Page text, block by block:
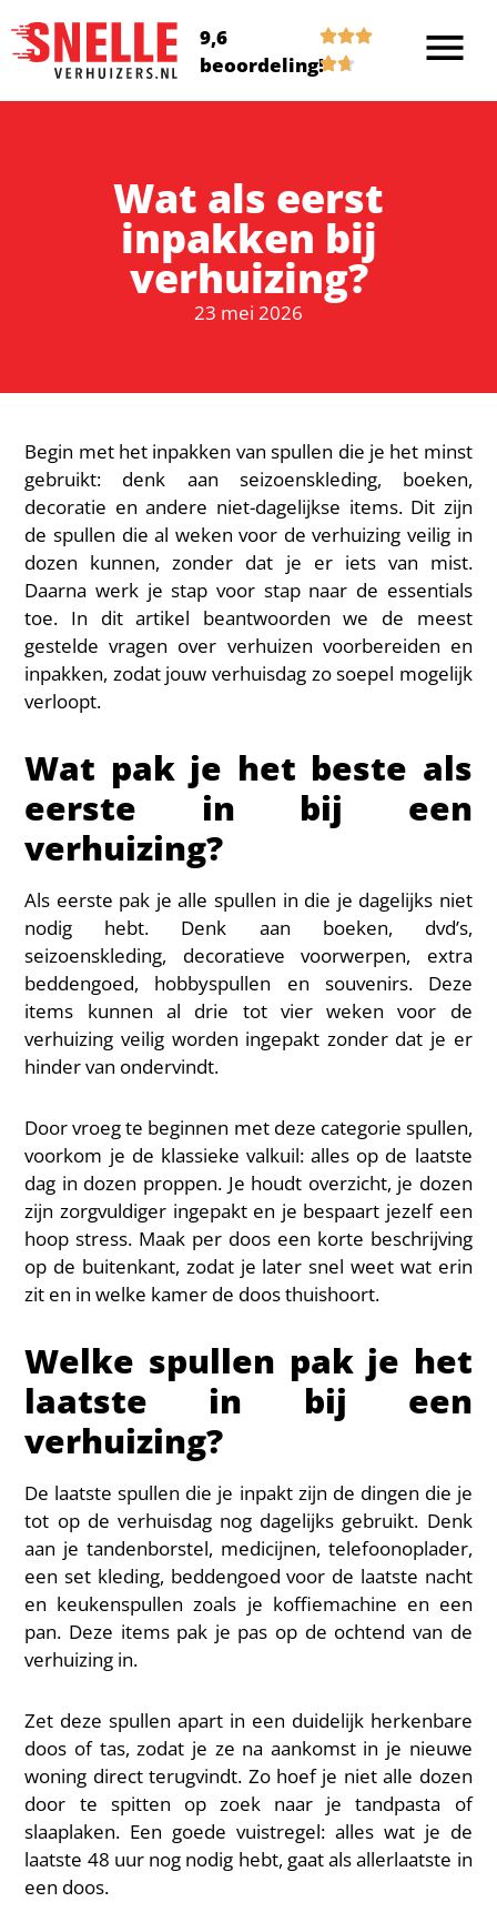
9,6
beoordeling!
Wat als eerst
inpakken bij
verhuizing?
23 mei 2026
Begin met het inpakken van spullen die je het minst
gebruikt: denk aan seizoenskleding, boeken,
decoratie en andere niet-dagelijkse items. Dit zijn
de spullen die al weken voor de verhuizing veilig in
dozen kunnen, zonder dat je er iets van mist.
Daarna werk je stap voor stap naar de essentials
toe. In dit artikel beantwoorden we de meest
gestelde vragen over verhuizen voorbereiden en
inpakken, zodat jouw verhuisdag zo soepel mogelijk
verloopt.
Wat pak je het beste als
eerste in bij een
verhuizing?
Als eerste pak je alle spullen in die je dagelijks niet
nodig hebt. Denk aan boeken, dvd’s,
seizoenskleding, decoratieve voorwerpen, extra
beddengoed, hobbyspullen en souvenirs. Deze
items kunnen al drie tot vier weken voor de
verhuizing veilig worden ingepakt zonder dat je er
hinder van ondervindt.
Door vroeg te beginnen met deze categorie spullen,
voorkom je de klassieke valkuil: alles op de laatste
dag in dozen proppen. Je houdt overzicht, je dozen
zijn zorgvuldiger ingepakt en je bespaart jezelf een
hoop stress. Maak per doos een korte beschrijving
op de buitenkant, zodat je later snel weet wat erin
zit en in welke kamer de doos thuishoort.
Welke spullen pak je het
laatste in bij een
verhuizing?
De laatste spullen die je inpakt zijn de dingen die je
tot op de verhuisdag nog dagelijks gebruikt. Denk
aan je tandenborstel, medicijnen, telefoonoplader,
een set kleding, beddengoed voor de laatste nacht
en keukenspullen zoals je koffiemachine en een
pan. Deze items pak je pas op de ochtend van de
verhuizing in.
Zet deze spullen apart in een duidelijk herkenbare
doos of tas, zodat je ze na aankomst in je nieuwe
woning direct terugvindt. Zo hoef je niet alle dozen
door te spitten op zoek naar je tandpasta of
slaaplaken. Een goede vuistregel: alles wat je de
laatste 48 uur nog nodig hebt, gaat als allerlaatste in
een doos.